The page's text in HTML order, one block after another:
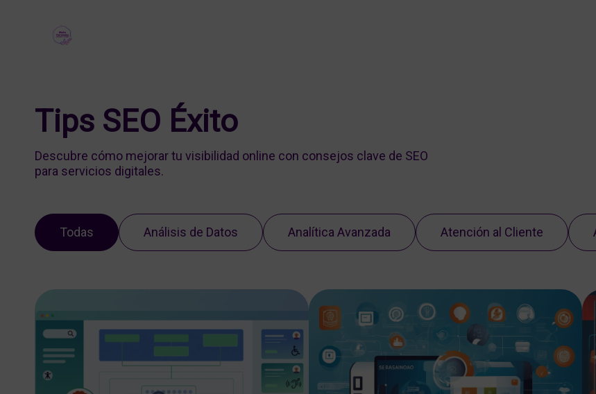
Tips SEO Éxito
Descubre cómo mejorar tu visibilidad online con consejos clave de SEO
para servicios digitales.
Todas Análisis de Datos Analítica Avanzada Atención al Cliente